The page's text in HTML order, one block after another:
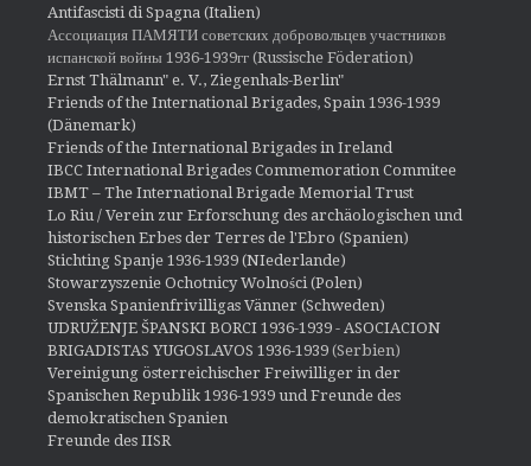
Antifascisti di Spagna (Italien)
Ассоциация ПАМЯТИ советских добровольцев участников
испанской войны 1936-1939гг (Russische Föderation)
Ernst Thälmann" e. V., Ziegenhals-Berlin"
Friends of the International Brigades, Spain 1936-1939
(Dänemark)
Friends of the International Brigades in Ireland
IBCC International Brigades Commemoration Commitee
IBMT – The International Brigade Memorial Trust
Lo Riu / Verein zur Erforschung des archäologischen und
historischen Erbes der Terres de l'Ebro (Spanien)
Stichting Spanje 1936-1939 (NIederlande)
Stowarzyszenie Ochotnicy Wolności (Polen)
Svenska Spanienfrivilligas Vänner (Schweden)
UDRUŽENJE ŠPANSKI BORCI 1936-1939 - ASOCIACION
BRIGADISTAS YUGOSLAVOS 1936-1939 (Serbien)
Vereinigung österreichischer Freiwilliger in der
Spanischen Republik 1936-1939 und Freunde des
demokratischen Spanien
Freunde des IISR